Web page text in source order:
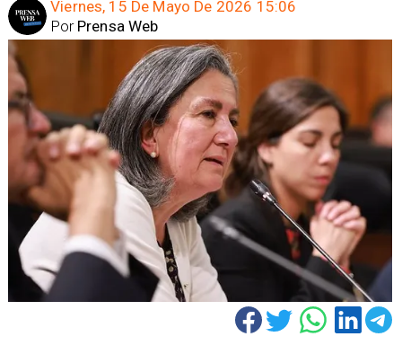
Viernes, 15 De Mayo De 2026 15:06
Prensa Web
Por